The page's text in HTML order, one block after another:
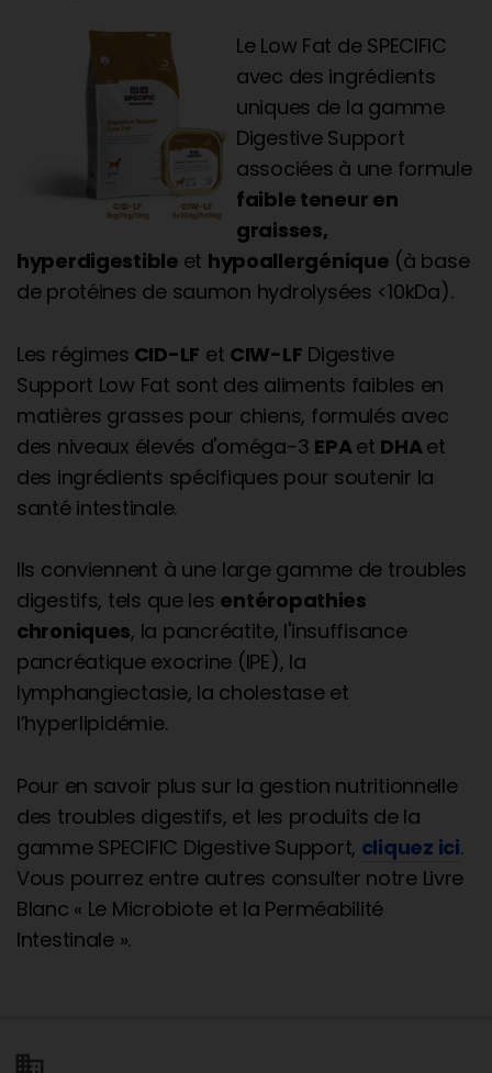
Le Low Fat de SPECIFIC
avec des ingrédients
uniques de la gamme
Digestive Support
associées à une formule
faible teneur en
graisses,
hyperdigestible et hypoallergénique (à base
de protéines de saumon hydrolysées <10kDa).
Les régimes CID-LF et CIW-LF Digestive
Support Low Fat sont des aliments faibles en
matières grasses pour chiens, formulés avec
des niveaux élevés d'oméga-3 EPAet DHAet
des ingrédients spécifiques pour soutenir la
santé intestinale.
Ils conviennent à une large gamme de troubles
digestifs, tels que les entéropathies
chroniques, la pancréatite, l'insuffisance
pancréatique exocrine (IPE), la
lymphangiectasie, la cholestase et
l’hyperlipidémie.
Pour en savoir plus sur la gestion nutritionnelle
des troubles digestifs, et les produits de la
gamme SPECIFIC Digestive Support, cliquez ici.
Vous pourrez entre autres consulter notre Livre
Blanc « Le Microbiote et la Perméabilité
Intestinale ».